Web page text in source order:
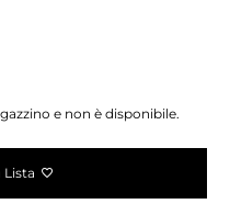
e non è disponibile.
Lista